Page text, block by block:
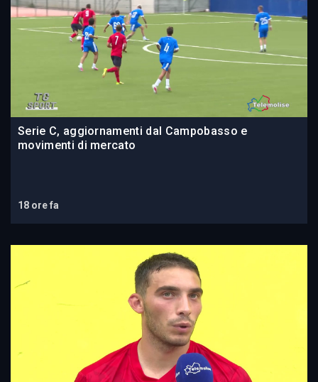
Serie C, aggiornamenti dal Campobasso e
movimenti di mercato
18 ore fa